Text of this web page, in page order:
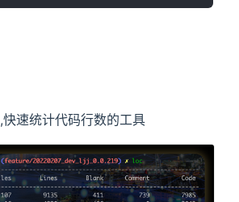
,快速统计代码行数的工具